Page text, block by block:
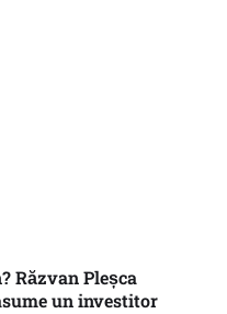
Răzvan Pleșca
un investitor